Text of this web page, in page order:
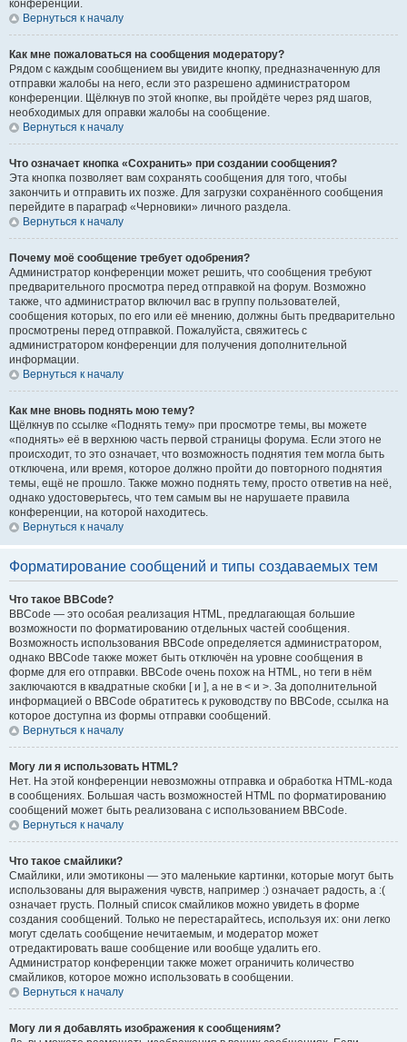
конференции.
Вернуться к началу
Как мне пожаловаться на сообщения модератору?
Рядом с каждым сообщением вы увидите кнопку, предназначенную для
отправки жалобы на него, если это разрешено администратором
конференции. Щёлкнув по этой кнопке, вы пройдёте через ряд шагов,
необходимых для оправки жалобы на сообщение.
Вернуться к началу
Что означает кнопка «Сохранить» при создании сообщения?
Эта кнопка позволяет вам сохранять сообщения для того, чтобы
закончить и отправить их позже. Для загрузки сохранённого сообщения
перейдите в параграф «Черновики» личного раздела.
Вернуться к началу
Почему моё сообщение требует одобрения?
Администратор конференции может решить, что сообщения требуют
предварительного просмотра перед отправкой на форум. Возможно
также, что администратор включил вас в группу пользователей,
сообщения которых, по его или её мнению, должны быть предварительно
просмотрены перед отправкой. Пожалуйста, свяжитесь с
администратором конференции для получения дополнительной
информации.
Вернуться к началу
Как мне вновь поднять мою тему?
Щёлкнув по ссылке «Поднять тему» при просмотре темы, вы можете
«поднять» её в верхнюю часть первой страницы форума. Если этого не
происходит, то это означает, что возможность поднятия тем могла быть
отключена, или время, которое должно пройти до повторного поднятия
темы, ещё не прошло. Также можно поднять тему, просто ответив на неё,
однако удостоверьтесь, что тем самым вы не нарушаете правила
конференции, на которой находитесь.
Вернуться к началу
Форматирование сообщений и типы создаваемых тем
Что такое BBCode?
BBCode — это особая реализация HTML, предлагающая большие
возможности по форматированию отдельных частей сообщения.
Возможность использования BBCode определяется администратором,
однако BBCode также может быть отключён на уровне сообщения в
форме для его отправки. BBCode очень похож на HTML, но теги в нём
заключаются в квадратные скобки [ и ], а не в < и >. За дополнительной
информацией о BBCode обратитесь к руководству по BBCode, ссылка на
которое доступна из формы отправки сообщений.
Вернуться к началу
Могу ли я использовать HTML?
Нет. На этой конференции невозможны отправка и обработка HTML-кода
в сообщениях. Большая часть возможностей HTML по форматированию
сообщений может быть реализована с использованием BBCode.
Вернуться к началу
Что такое смайлики?
Смайлики, или эмотиконы — это маленькие картинки, которые могут быть
использованы для выражения чувств, например :) означает радость, а :(
означает грусть. Полный список смайликов можно увидеть в форме
создания сообщений. Только не перестарайтесь, используя их: они легко
могут сделать сообщение нечитаемым, и модератор может
отредактировать ваше сообщение или вообще удалить его.
Администратор конференции также может ограничить количество
смайликов, которое можно использовать в сообщении.
Вернуться к началу
Могу ли я добавлять изображения к сообщениям?